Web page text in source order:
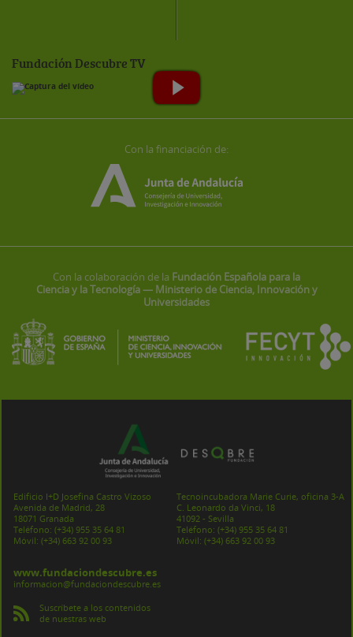
Fundación Descubre TV
Con la financiación de:
Con la colaboración de la Fundación Española para la
Ciencia y la Tecnología — Ministerio de Ciencia, Innovación y
Universidades
Edificio I+D Josefina Castro Vizoso
Avenida de Madrid, 28
18071 Granada
Teléfono: (+34) 955 35 64 81
Móvil: (+34) 663 92 00 93
Tecnoincubadora Marie Curie, oficina 3-A
C. Leonardo da Vinci, 18
41092 - Sevilla
Teléfono: (+34) 955 35 64 81
Móvil: (+34) 663 92 00 93
www.fundaciondescubre.es
informacion@fundaciondescubre.es
Suscríbete a los contenidos
de nuestras web